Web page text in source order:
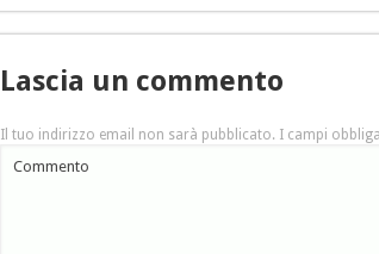
Lascia un commento
Il tuo indirizzo email non sarà pubblicato. I campi
Commento